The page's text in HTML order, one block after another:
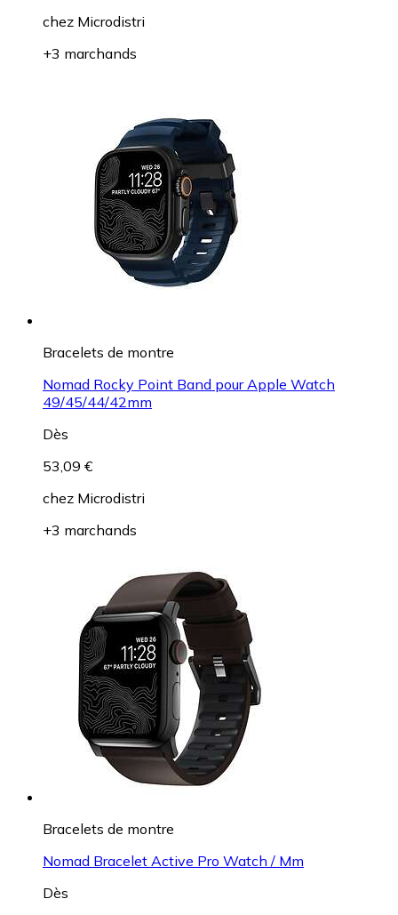
chez Microdistri
+3 marchands
Bracelets de montre
Nomad Rocky Point Band pour Apple Watch
49/45/44/42mm
Dès
53,09 €
chez Microdistri
+3 marchands
Bracelets de montre
Nomad Bracelet Active Pro Watch / Mm
Dès